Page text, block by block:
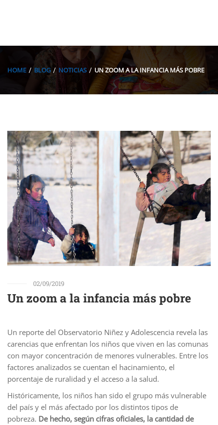
HOME BLOG NOTICIAS UN ZOOM A LA INFANCIA MÁS POBRE
02/09/2019
Un zoom a la infancia más pobre
Un reporte del Observatorio Niñez y Adolescencia revela las
carencias que enfrentan los niños que viven en las comunas
con mayor concentración de menores vulnerables. Entre los
factores analizados se cuentan el hacinamiento, el
porcentaje de ruralidad y el acceso a la salud.
Históricamente, los niños han sido el grupo más vulnerable
del país y el más afectado por los distintos tipos de
pobreza. De hecho, según cifras oficiales, la cantidad de